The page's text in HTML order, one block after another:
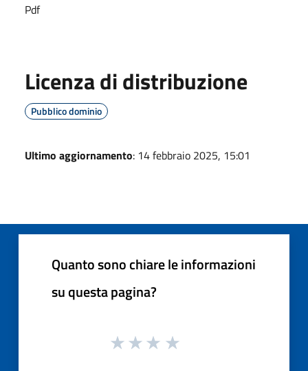
Pdf
Licenza di distribuzione
Pubblico dominio
Ultimo aggiornamento: 14 febbraio 2025, 15:01
Quanto sono chiare le informazioni
su questa pagina?